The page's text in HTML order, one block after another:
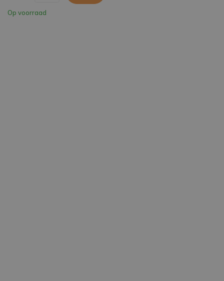
Op voorraad